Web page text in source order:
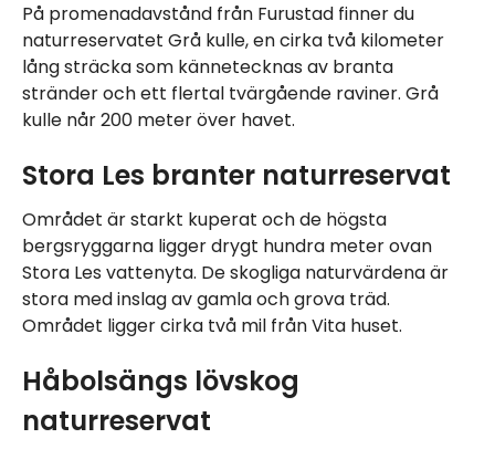
På promenadavstånd från Furustad finner du
naturreservatet Grå kulle, en cirka två kilometer
lång sträcka som kännetecknas av branta
stränder och ett flertal tvärgående raviner. Grå
kulle når 200 meter över havet.
Stora Les branter naturreservat
Området är starkt kuperat och de högsta
bergsryggarna ligger drygt hundra meter ovan
Stora Les vattenyta. De skogliga naturvärdena är
stora med inslag av gamla och grova träd.
Området ligger cirka två mil från Vita huset.
Håbolsängs lövskog
naturreservat